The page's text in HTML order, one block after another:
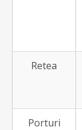
Retea
Porturi